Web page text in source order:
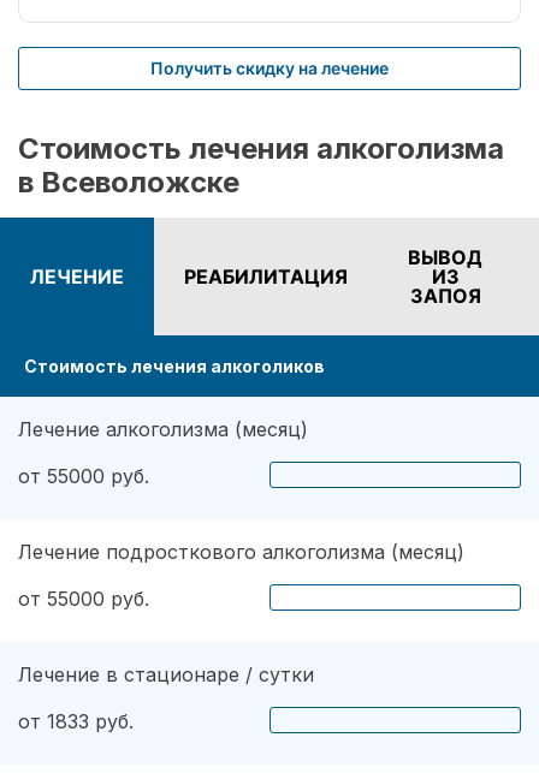
комплексное избавление наркомании.
Учитываются и хронические заболевания,
приобретенные в результате длительных
комплексе провели процедуру кодирования.
Вылечить в моем случае оказалось не так-то
просто. Мне было недостаточно только
оказания первой помощи при запое. Врачи, не
теряя времени, подобрали для меня несколько
эффективных методов. Психиатр определил
наличие дополнительных проблем. Также хочу
вам сказать, что огромное значение имеет
мотивация. Сейчас я абсолютно не
употребляю напитков. Не пью уже три года,
надеюсь продолжать в том же духе.
Получить скидку на лечение
Стоимость лечения алкоголизма
в Всеволожске
ЛЕЧЕНИЕ РЕАБИЛИТАЦИЯ
ВЫВОД
ИЗ
ЗАПОЯ
Стоимость лечения алкоголиков
Лечение алкоголизма (месяц)
от 55000 руб.
Лечение подросткового алкоголизма (месяц)
от 55000 руб.
Лечение в стационаре / сутки
от 1833 руб.